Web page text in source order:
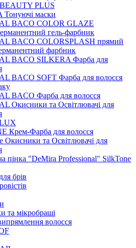
BEAUTY PLUS
Тонуючі маски
BACO COLOR GLAZE
гель-фарбник
BACO COLORSPLASH прямий
фарбник
BACO SILKERA Фарба для
BACO SOFT Фарба для волосся
BACO Фарба для волосся
Окисники та Освітлювачі для
Крем-Фарба для волосся
Окисники та Освітлювачі для
пінка "DeMira Professional" SilkTone
брів
та мікробраші
волосся